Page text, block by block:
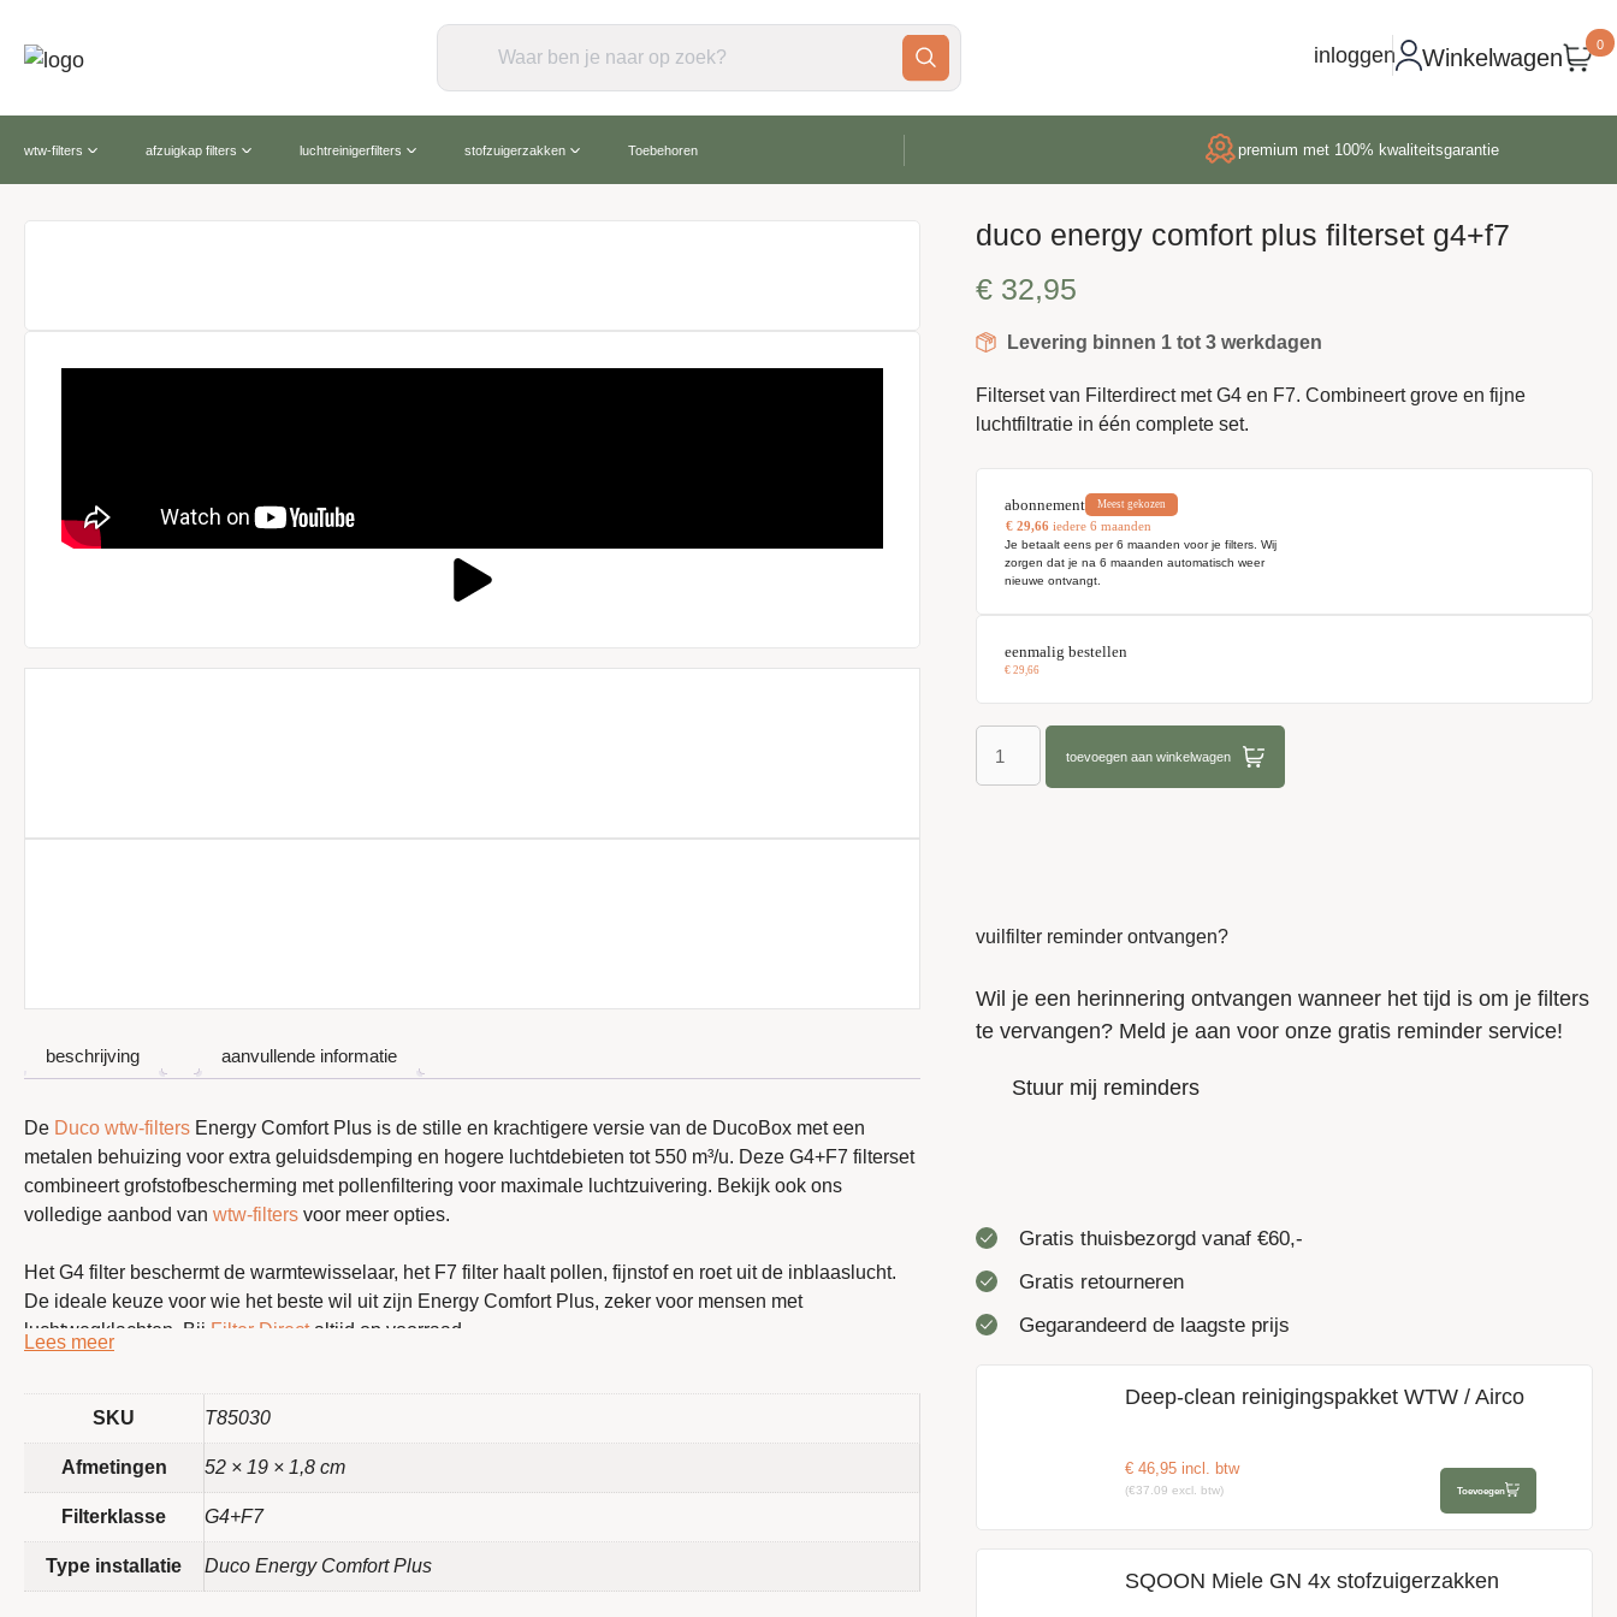
inloggen Winkelwagen 0
wtw-filters afzuigkap filters luchtreinigerfilters stofzuigerzakken Toebehoren premium met 100% kwaliteitsgarantie
beschrijving aanvullende informatie
De Duco wtw-filters Energy Comfort Plus is de stille en krachtigere versie van de DucoBox met een
metalen behuizing voor extra geluidsdemping en hogere luchtdebieten tot 550 m³/u. Deze G4+F7 filterset
combineert grofstofbescherming met pollenfiltering voor maximale luchtzuivering. Bekijk ook ons
volledige aanbod van wtw-filters voor meer opties.
Het G4 filter beschermt de warmtewisselaar, het F7 filter haalt pollen, fijnstof en roet uit de inblaaslucht.
De ideale keuze voor wie het beste wil uit zijn Energy Comfort Plus, zeker voor mensen met
luchtwegklachten. Bij Filter Directaltijd op voorraad.
G4+F7 filterset voor deDucoEnergy Comfort Plus
G4 beschermt de warmtewisselaar, F7 vangt pollen en fijnstof op
Eenvoudig zelf te plaatsen zonder gereedschap
SKU T85030
Afmetingen 52 × 19 × 1,8 cm
Filterklasse G4+F7
Type installatie Duco Energy Comfort Plus
duco energy comfort plus filterset g4+f7
€ 32,95
Levering binnen 1 tot 3 werkdagen
Filterset van Filterdirect met G4 en F7. Combineert grove en fijne
luchtfiltratie in één complete set.
eenmalig bestellen
€29,66
abonnement Meest gekozen
€ 29,66 iedere 6 maanden
Je betaalt eens per 6 maanden voor je filters. Wij
zorgen dat je na 6 maanden automatisch weer
nieuwe ontvangt.
toevoegen aan winkelwagen
vuilfilter reminder ontvangen?
Wil je een herinnering ontvangen wanneer het tijd is om je filters
te vervangen? Meld je aan voor onze gratis reminder service!
Stuur mij reminders
Gratis thuisbezorgd vanaf €60,-
Gratis retourneren
Gegarandeerd de laagste prijs
Deep-clean reinigingspakket WTW / Airco
€ 46,95 incl. btw
(€37.09 excl. btw) Toevoegen
SQOON Miele GN 4x stofzuigerzakken